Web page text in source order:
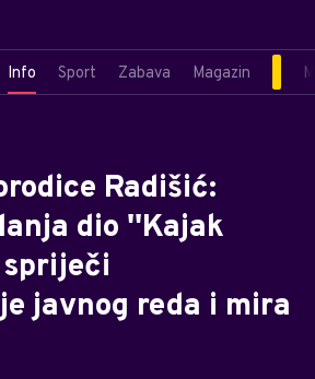
Info Sport Zabava Magazin
Radišić:
dio ''Kajak
javnog reda i mira